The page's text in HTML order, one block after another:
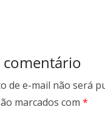
comentário
de e-mail não será
marcados com *